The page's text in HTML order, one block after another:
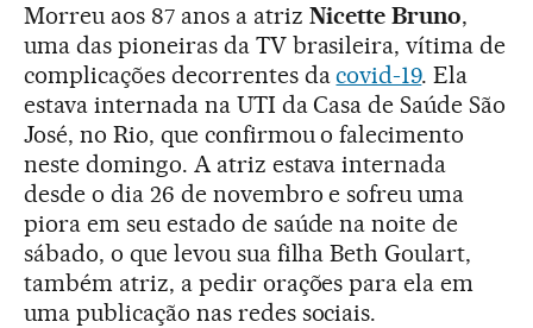
Morreu aos 87 anos a atriz Nicette Bruno,
uma das pioneiras da TV brasileira, vítima de
complicações decorrentes dacovid-19. Ela
estava internada na UTI da Casa de Saúde São
José, no Rio, que confirmou o falecimento
neste domingo. A atriz estava internada
desde o dia 26 de novembro e sofreu uma
piora em seu estado de saúde na noite de
sábado, o que levou sua filha Beth Goulart,
também atriz, a pedir orações para ela em
uma publicação nas redes sociais.